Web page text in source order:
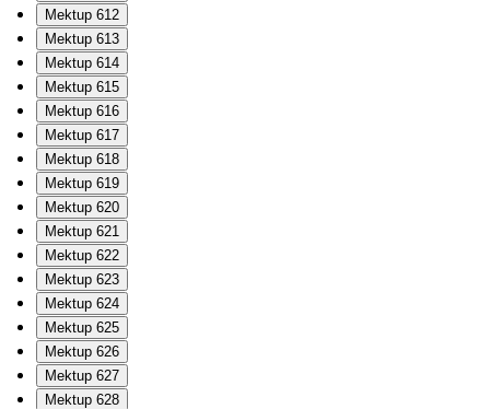
Mektup 612
Mektup 613
Mektup 614
Mektup 615
Mektup 616
Mektup 617
Mektup 618
Mektup 619
Mektup 620
Mektup 621
Mektup 622
Mektup 623
Mektup 624
Mektup 625
Mektup 626
Mektup 627
Mektup 628